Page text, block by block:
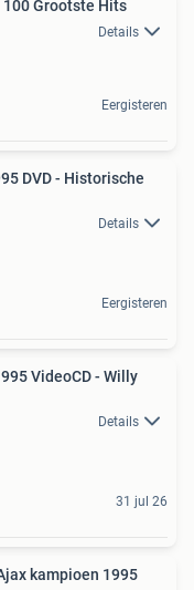
100 Grootste Hits
Details
Eergisteren
DVD - Historische
Details
Eergisteren
VideoCD - Willy
Details
31 jul 26
kampioen 1995